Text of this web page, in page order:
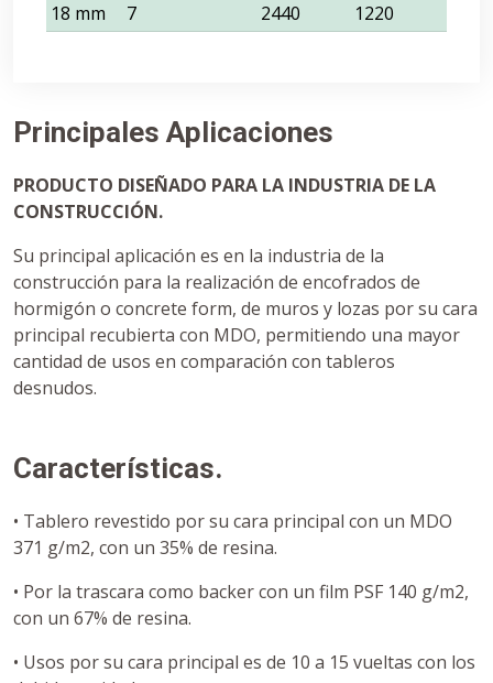
18 mm
7 2440 1220
Principales Aplicaciones
PRODUCTO DISEÑADO PARA LA INDUSTRIA DE LA
CONSTRUCCIÓN.
Su principal aplicación es en la industria de la
construcción para la realización de encofrados de
hormigón o concrete form, de muros y lozas por su cara
principal recubierta con MDO, permitiendo una mayor
cantidad de usos en comparación con tableros
desnudos.
Características.
• Tablero revestido por su cara principal con un MDO
371 g/m2, con un 35% de resina.
• Por la trascara como backer con un film PSF 140 g/m2,
con un 67% de resina.
• Usos por su cara principal es de 10 a 15 vueltas con los